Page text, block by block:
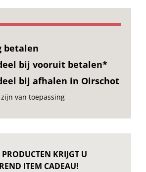
betalen
bij vooruit betalen*
bij afhalen in Oirschot
van toepassing
KRIJGT U
ITEM CADEAU!